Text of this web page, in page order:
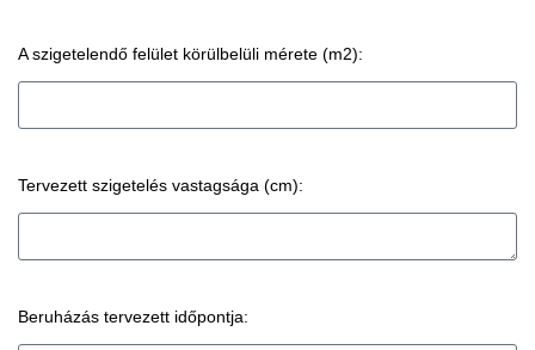
A szigetelendő felület körülbelüli mérete (m2):
Tervezett szigetelés vastagsága (cm):
Beruházás tervezett időpontja: